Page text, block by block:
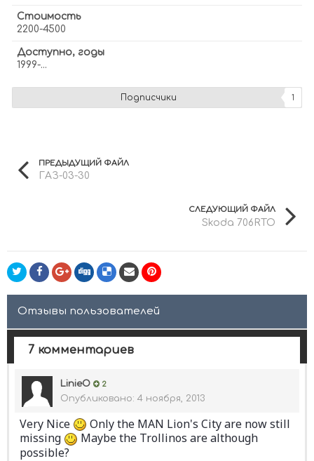
Стоимость
2200-4500
Доступно, годы
1999-...
Подписчики 1
ПРЕДЫДУЩИЙ ФАЙЛ
ГАЗ-03-30
СЛЕДУЮЩИЙ ФАЙЛ
Skoda 706RTO
Отзывы пользователей
7 комментариев
LinieO 2
Опубликовано: 4 ноября, 2013
Very Nice
Only the MAN Lion's City are now still
missing
Maybe the Trollinos are although
possible?